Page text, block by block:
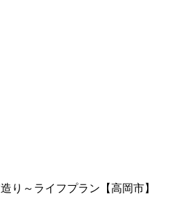
り～ライフプラン【高岡市】